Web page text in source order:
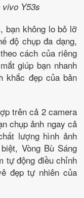
Y53s
bạn không lo bỏ lỡ
độ chụp đa dạng,
cách của riêng
giúp bạn nhanh
khắc đẹp của bản
trên cả 2 camera
chụp ảnh ngay cả
lượng hình ảnh
Vòng Bù Sáng
tự động điều chỉnh
đẹp tự nhiên của